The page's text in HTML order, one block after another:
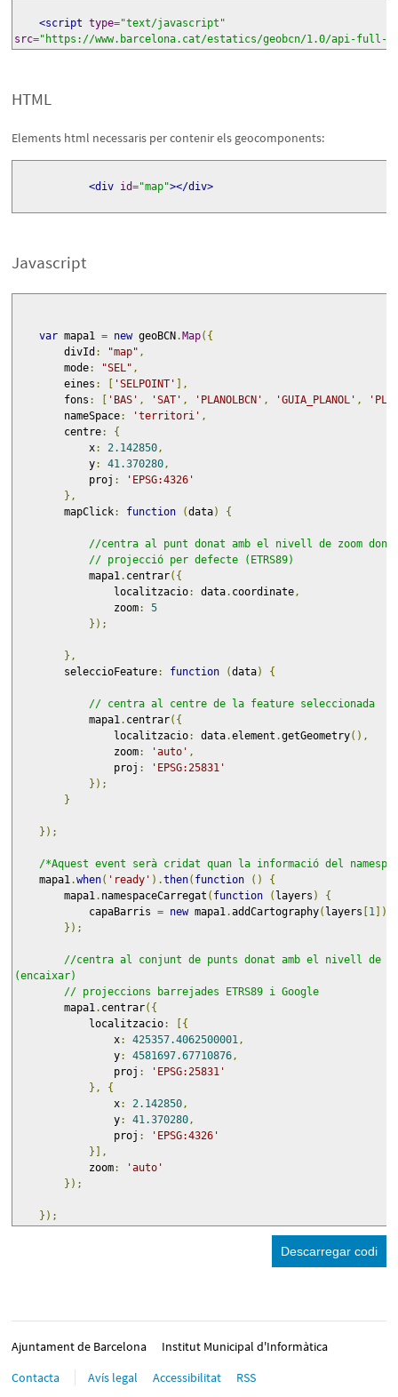
<script type="text/javascript"
src="https://www.barcelona.cat/estatics/geobcn/1.0/api-full-
HTML
Elements html necessaris per contenir els geocomponents:
<div id="map"></div>
Javascript
var mapa1 = new geoBCN.Map({
        divId
: "map" ,
        mode
: "SEL" ,
        eines
: [ 'SELPOINT' ],
        fons
: [ 'BAS' , 'SAT' , 'PLANOLBCN' , 'GUIA_PLANOL' ,
        nameSpace
: 'territori' ,
        centre
:
{
            x
: 2.142850 ,
            y
: 41.370280 ,
            proj
:
'EPSG:4326'
},
        mapClick
: function (data) {
//centra al punt donat amb el nivell de zoom
// projecció per defecte (ETRS89)
            mapa1
. centrar({
                localitzacio
: data. coordinate ,
                zoom
:
5
});
},
        seleccioFeature
: function (data) {
// centra al centre de la feature seleccionada
            mapa1
. centrar({
                localitzacio
: data.element .getGeometry(),
                zoom
: 'auto' ,
                proj
:
'EPSG:25831'
});
}
});
/*Aquest event serà cridat quan la informació del
    mapa1
.when( 'ready' ).then( function ()
{
        mapa1
. namespaceCarregat ( function ( layers )
{
            capaBarris
= new mapa1 .addCartography( layers [1 ]);
});
//centra al conjunt de punts donat amb el nivell de
(encaixar)
// projeccions barrejades ETRS89 i Google
        mapa1
. centrar({
            localitzacio
:
[{
                x
: 425357.4062500001 ,
                y
: 4581697.67710876 ,
                proj
:
'EPSG:25831'
},
{
                x
: 2.142850 ,
                y
: 41.370280 ,
                proj
:
'EPSG:4326'
}],
            zoom
:
'auto'
});
});
Descarregar codi
Ajuntament de Barcelona
Institut Municipal d'Informàtica
Contacta
Avís legal Accessibilitat RSS